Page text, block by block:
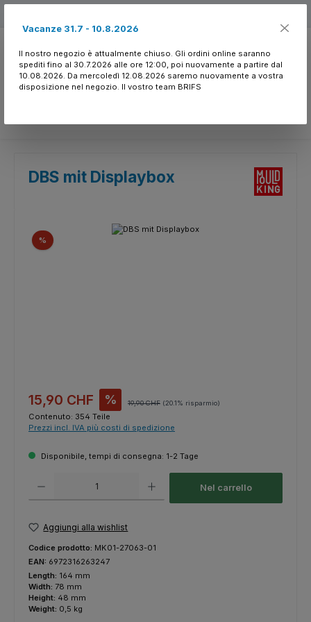
DBS mit Displaybox
Salta la galleria di immagini
% Sconto
Prezzo di vendita:
15,90 CHF % Prezzo normale:
19,90 CHF (20.1% risparmio)
Contenuto: 354 Teile
Prezzi incl. IVA più costi di spedizione
Disponibile, tempi di consegna: 1-2 Tage
Nel carrello
Aggiungi alla wishlist
Codice prodotto: MK01-27063-01
EAN: 6972316263247
Length: 164 mm
Width: 78 mm
Height: 48 mm
Weight: 0,5 kg
Vacanze 31.7 - 10.8.2026
Il nostro negozio è attualmente chiuso. Gli ordini online saranno
spediti fino al 30.7.2026 alle ore 12:00, poi nuovamente a partire dal
10.08.2026. Da mercoledì 12.08.2026 saremo nuovamente a vostra
disposizione nel negozio. Il vostro team BRIFS